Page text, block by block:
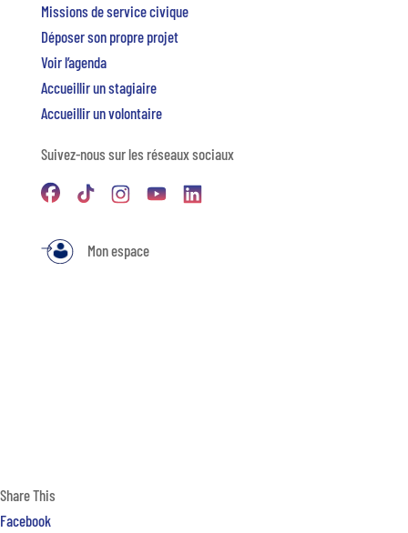
Missions de service civique
Déposer son propre projet
Voir l’agenda
Accueillir un stagiaire
Accueillir un volontaire
Suivez-nous sur les réseaux sociaux
Mon espace
Share This
Facebook